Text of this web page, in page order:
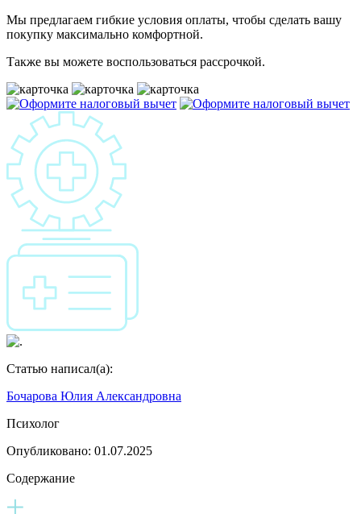
Мы предлагаем гибкие условия оплаты, чтобы сделать вашу
покупку максимально комфортной.
Также вы можете воспользоваться рассрочкой.
Статью написал(а):
Бочарова Юлия Александровна
Психолог
Опубликовано: 01.07.2025
Содержание